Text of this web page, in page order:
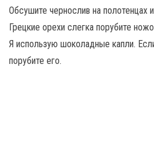
Обсушите чернослив на полотенцах
Грецкие орехи слегка порубите
Я использую шоколадные капли.
порубите его.